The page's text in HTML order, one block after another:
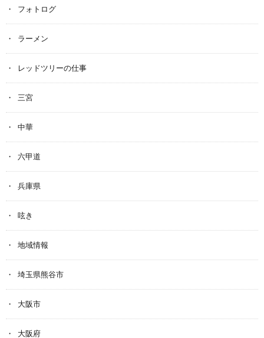
フォトログ
ラーメン
レッドツリーの仕事
三宮
中華
六甲道
兵庫県
呟き
地域情報
埼玉県熊谷市
大阪市
大阪府